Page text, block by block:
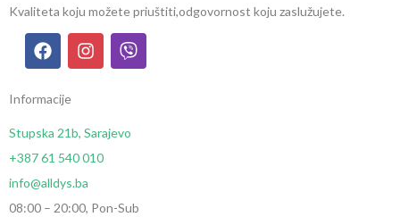
Kvaliteta koju možete priuštiti,odgovornost koju zaslužujete.
Informacije
Stupska 21b, Sarajevo
+387 61 540 010
info@alldys.ba
08:00 – 20:00, Pon-Sub